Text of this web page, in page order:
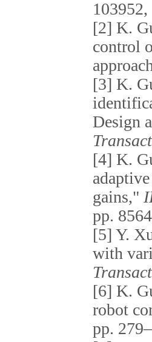
[2] K.
control
[3] K.
Design
[4] K.
gains,"
pp.
[5] Y.
with
[6] K.
robot
pp.